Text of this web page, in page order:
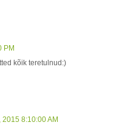
PM
kõik teretulnud:)
2015 8:10:00 AM